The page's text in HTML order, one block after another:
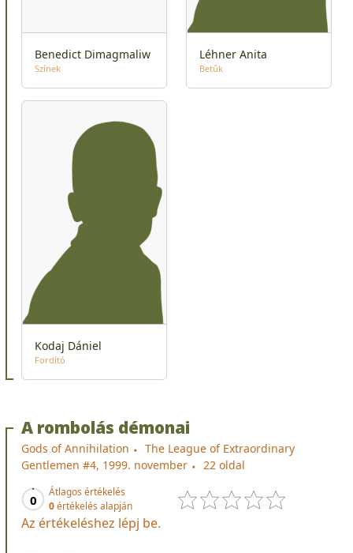
Benedict Dimagmaliw
Színek
Léhner Anita
Betűk
Kodaj Dániel
Fordító
A rombolás démonai
Gods of Annihilation
The League of Extraordinary
Gentlemen #4, 1999. november
22 oldal
0
Átlagos értékelés
0értékelés alapján
Az értékeléshez lépj be.